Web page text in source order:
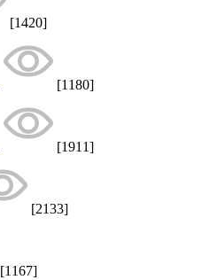
[1420]
[1180]
[1911]
[2133]
[1167]